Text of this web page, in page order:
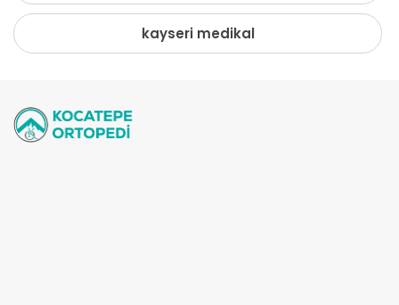
kayseri medikal